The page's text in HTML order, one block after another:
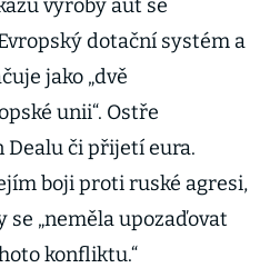
výroby aut se
dotační systém a
jako „dvě
unii“. Ostře
či přijetí eura.
boji proti ruské agresi,
se „neměla upozaďovat
konfliktu.“